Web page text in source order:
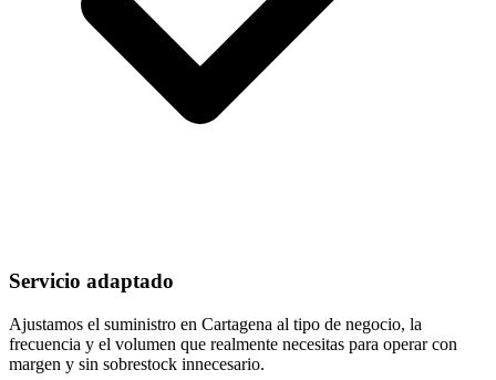
Servicio adaptado
Ajustamos el suministro en Cartagena al tipo de negocio, la
frecuencia y el volumen que realmente necesitas para operar con
margen y sin sobrestock innecesario.